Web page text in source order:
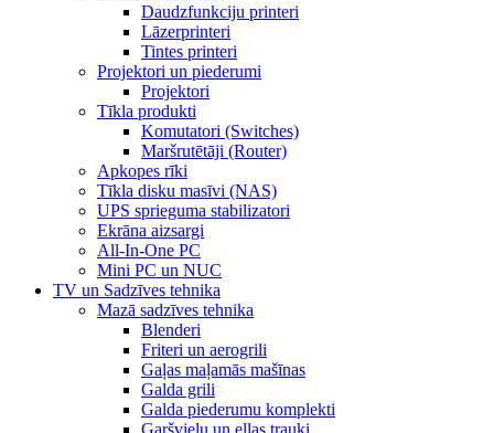
Daudzfunkciju printeri
Lāzerprinteri
Tintes printeri
Projektori un piederumi
Projektori
Tīkla produkti
Komutatori (Switches)
Maršrutētāji (Router)
Apkopes rīki
Tīkla disku masīvi (NAS)
UPS sprieguma stabilizatori
Ekrāna aizsargi
All-In-One PC
Mini PC un NUC
TV un Sadzīves tehnika
Mazā sadzīves tehnika
Blenderi
Friteri un aerogrili
Gaļas maļamās mašīnas
Galda grili
Galda piederumu komplekti
Garšvielu un eļļas trauki